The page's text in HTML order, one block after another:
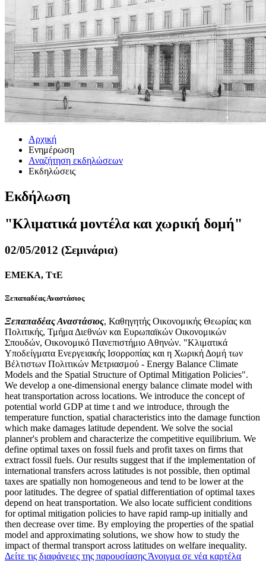
Αρχική
Ενημέρωση
Αναζήτηση εκδηλώσεων
Εκδηλώσεις
Εκδήλωση
"Κλιματικά μοντέλα και χωρική δομή"
02/05/2012 (Σεμινάρια)
ΕΜΕΚΑ, ΤτΕ
Ξεπαπαδέας Αναστάσιος
Ξεπαπαδέας Αναστάσιος, Καθηγητής Οικονομικής Θεωρίας και
Πολιτικής, Τμήμα Διεθνών και Ευρωπαϊκών Οικονομικών
Σπουδών, Οικονομικό Πανεπιστήμιο Αθηνών. "Κλιματικά
Υποδείγματα Ενεργειακής Ισορροπίας και η Χωρική Δομή των
Βέλτιστων Πολιτικών Μετριασμού - Energy Balance Climate
Models and the Spatial Structure of Optimal Mitigation Policies".
We develop a one-dimensional energy balance climate model with
heat transportation across locations. We introduce the concept of
potential world GDP at time t and we introduce, through the
temperature function, spatial characteristics into the damage function
which make damages latitude dependent. We solve the social
planner's problem and characterize the competitive equilibrium. We
define optimal taxes on fossil fuels and profit taxes on firms that
extract fossil fuels. Our results suggest that if the implementation of
international transfers across latitudes is not possible, then optimal
taxes are spatially non homogeneous and tend to be lower at the
poor latitudes. The degree of spatial differentiation of optimal taxes
depend on heat transportation. We also locate sufficient conditions
for optimal mitigation policies to have rapid ramp-up initially and
then decrease over time. By employing the properties of the spatial
model and approximating solutions, we show how to study the
impact of thermal transport across latitudes on welfare inequality.
Δείτε τις διαφάνειες της παρουσίασης Άνοιγμα σε νέα καρτέλα